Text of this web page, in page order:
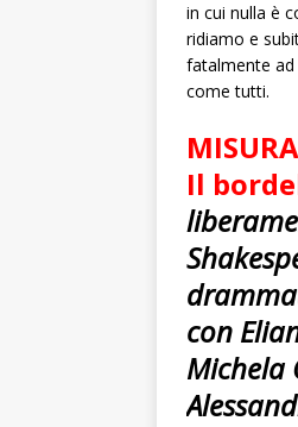
in cui nulla è
ridiamo e
fatalmente
come tutti.
Il
con
Michela